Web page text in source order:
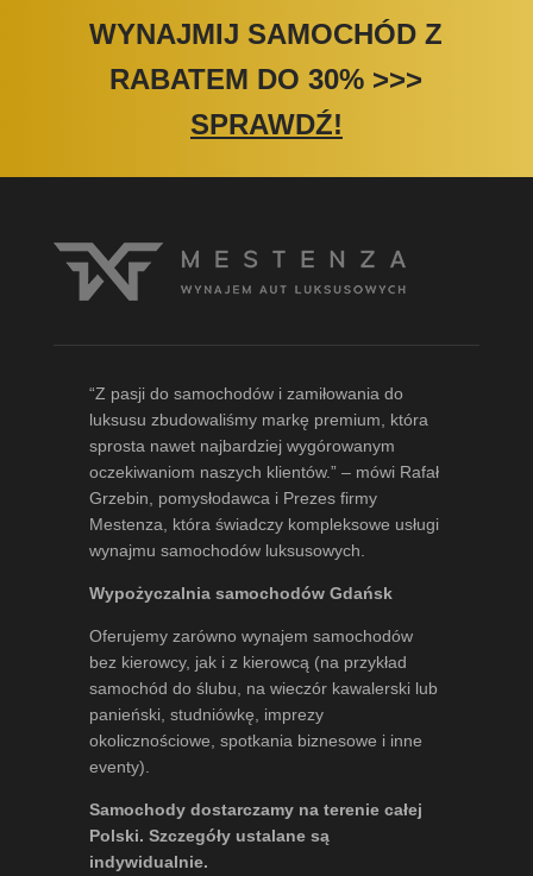
WYNAJMIJ SAMOCHÓD Z
RABATEM DO 30% >>>
SPRAWDŹ!
“Z pasji do samochodów i zamiłowania do
luksusu zbudowaliśmy markę premium, która
sprosta nawet najbardziej wygórowanym
oczekiwaniom naszych klientów.” – mówi Rafał
Grzebin , pomysłodawca i Prezes firmy
Mestenza, która świadczy kompleksowe usługi
wynajmu samochodów luksusowych.
Wypożyczalnia samochodów Gdańsk
Oferujemy zarówno wynajem samochodów
bez kierowcy, jak i z kierowcą (na przykład
samochód do ślubu, na wieczór kawalerski lub
panieński, studniówkę, imprezy
okolicznościowe, spotkania biznesowe i inne
eventy).
Samochody dostarczamy na terenie całej
Polski. Szczegóły ustalane są
indywidualnie.